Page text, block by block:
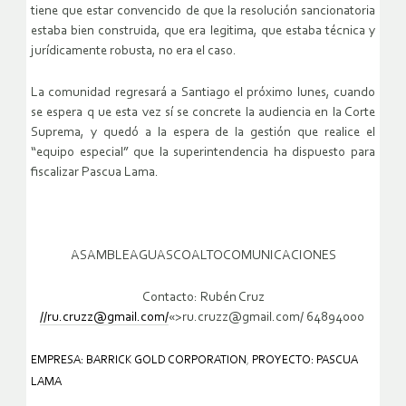
tiene que estar convencido de que la resolución sancionatoria
estaba bien construida, que era legitima, que estaba técnica y
jurídicamente robusta, no era el caso.
La comunidad regresará a Santiago el próximo lunes, cuando
se espera q ue esta vez sí se concrete la audiencia en la Corte
Suprema, y quedó a la espera de la gestión que realice el
“equipo especial” que la superintendencia ha dispuesto para
fiscalizar Pascua Lama.
ASAMBLEAGUASCOALTOCOMUNICACIONES
Contacto: Rubén Cruz
//ru.cruzz@gmail.com/«>ru.cruzz@gmail.com/ 64894000
EMPRESA: BARRICK GOLD CORPORATION , PROYECTO: PASCUA
LAMA